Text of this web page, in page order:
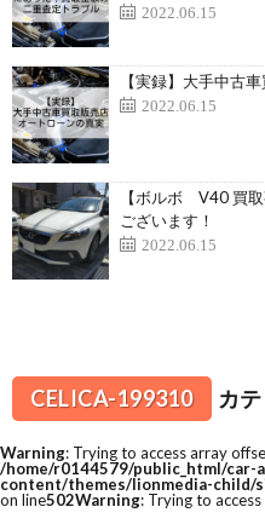
2022.06.15
【実録】大手中古
2022.06.15
【ボルボ V40 買
ございます！
2022.06.15
CELICA-199310 カ
Warning: Trying to access array
/home/r0144579/public_html/car-
content/themes/lionmedia-child/
on line502Warning: Trying to